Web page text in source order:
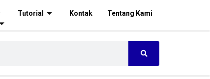
Tutorial Kontak
Tentang Kami